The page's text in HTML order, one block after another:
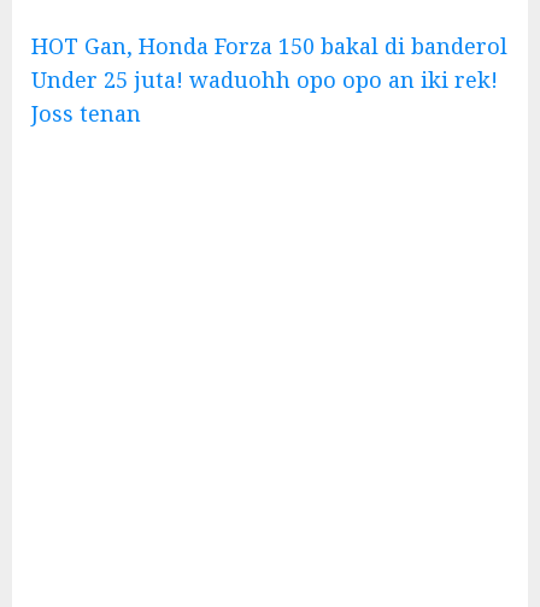
HOT Gan, Honda Forza 150 bakal di banderol
Under 25 juta! waduohh opo opo an iki rek!
Joss tenan